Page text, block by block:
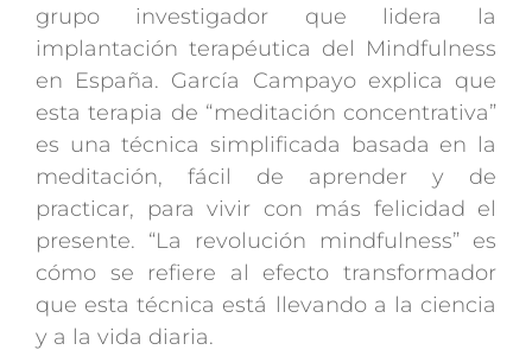
grupo investigador que lidera la
implantación terapéutica del Mindfulness
en España. García Campayo explica que
esta terapia de “meditación concentrativa”
es una técnica simplificada basada en la
meditación, fácil de aprender y de
practicar, para vivir con más felicidad el
presente. “La revolución mindfulness” es
cómo se refiere al efecto transformador
que esta técnica está llevando a la ciencia
y a la vida diaria.